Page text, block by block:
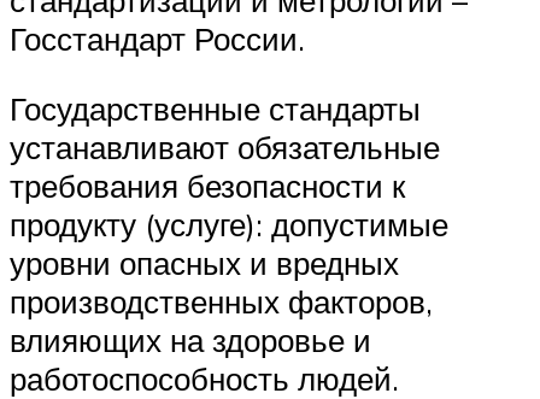
Госстандарт России.
Государственные стандарты
устанавливают обязательные
требования безопасности к
продукту (услуге): допустимые
уровни опасных и вредных
производственных факторов,
влияющих на здоровье и
работоспособность людей.